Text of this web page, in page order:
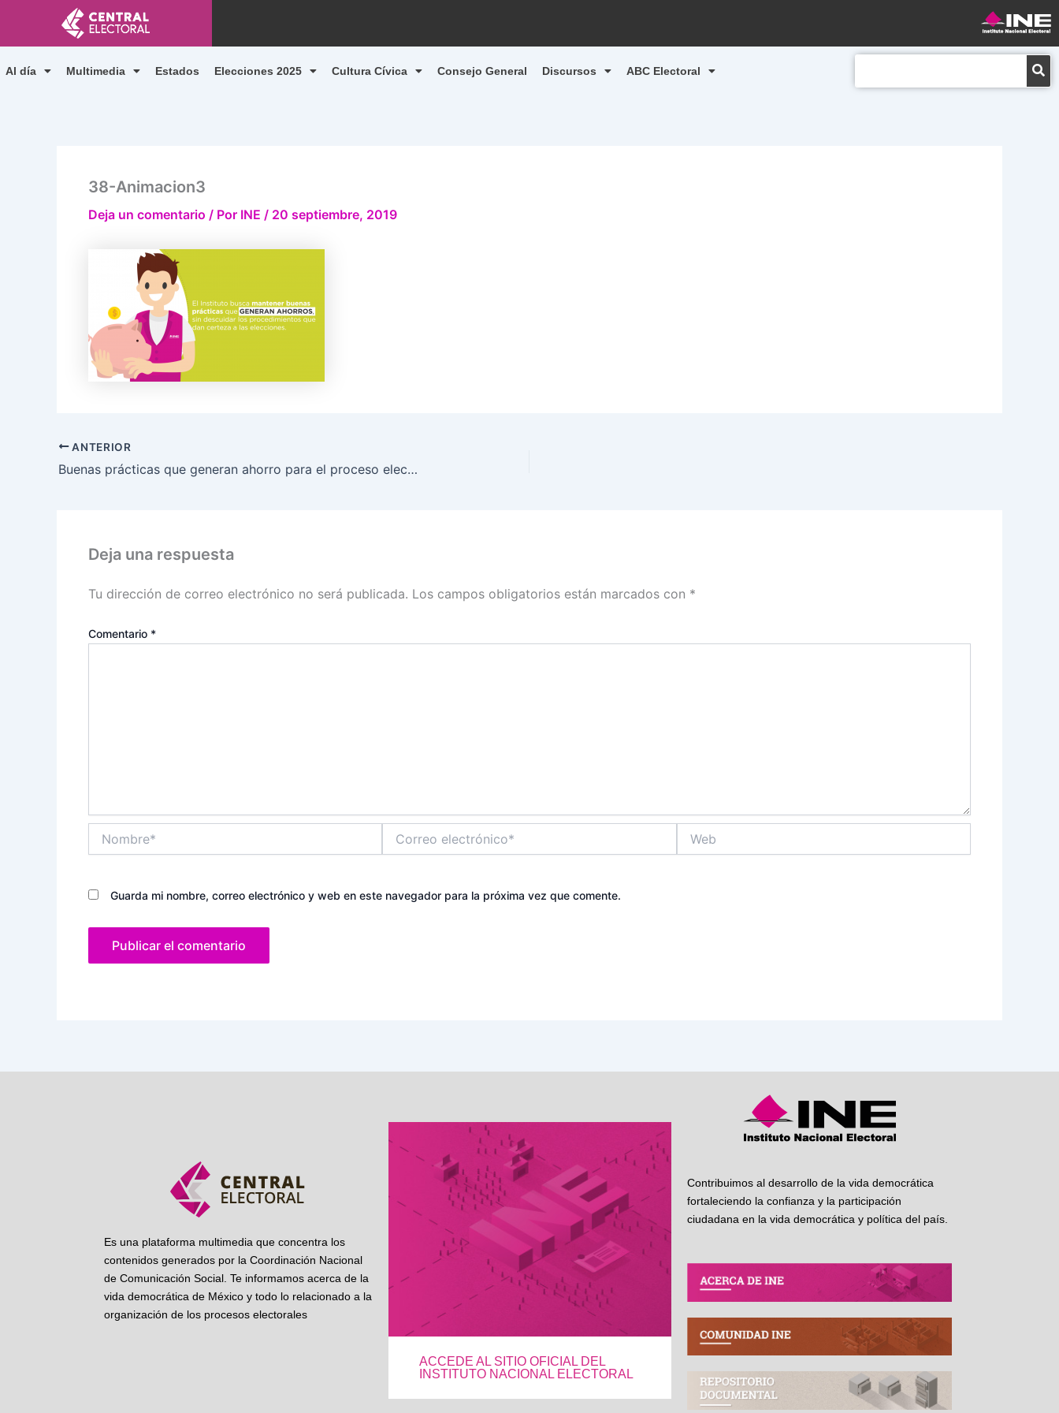
contenido
Al día Multimedia Estados Elecciones 2025 Cultura Cívica Consejo General Discursos ABC Electoral
38-Animacion3
Deja un comentario / Por INE / 20 septiembre, 2019
ANTERIOR
Buenas prácticas que generan ahorro para el proceso electoral 2020-2021
Deja una respuesta
Tu dirección de correo electrónico no será publicada. Los campos obligatorios están marcados con *
Comentario *
electrónico*
Guarda mi nombre, correo electrónico y web en este navegador para la próxima vez que comente.
Es una plataforma multimedia que concentra los
contenidos generados por la Coordinación Nacional
de Comunicación Social. Te informamos acerca de la
vida democrática de México y todo lo relacionado a la
organización de los procesos electorales
ACCEDE AL SITIO OFICIAL DEL
INSTITUTO NACIONAL ELECTORAL
Contribuimos al desarrollo de la vida democrática
fortaleciendo la confianza y la participación
ciudadana en la vida democrática y política del país.